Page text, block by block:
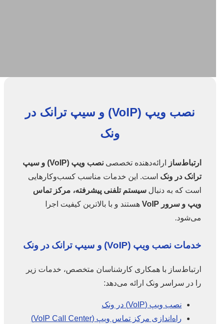
نصب ویپ (VoIP) و سیپ ترانک در
ونک
ارتباط‌سازارائه‌دهنده تخصصی
نصب ویپ (VoIP) و سیپ
ترانک در ونکاست. این خدمات مناسب کسب‌وکارهایی
است که به دنبالسیستم تلفنی پیشرفته، مرکز تماس
ویپ و سرور VoIP
هستند و با بالاترین کیفیت اجرا
می‌شود.
خدمات نصب ویپ (VoIP) و سیپ ترانک در ونک
ارتباط‌ساز با همکاری کارشناسان متخصص، خدمات زیر
را در سراسر ونک ارائه می‌دهد:
نصب ویپ (VoIP) در ونک
راه‌اندازی مرکز تماس ویپ (VoIP Call Center)